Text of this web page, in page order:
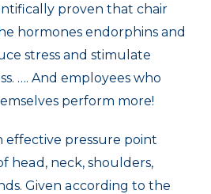
proven that chair
hormones endorphins and
stress and stimulate
. …. And employees who
perform more!
effective pressure point
head, neck, shoulders,
Given according to the